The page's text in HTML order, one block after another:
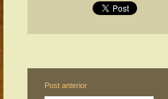
Post anterior